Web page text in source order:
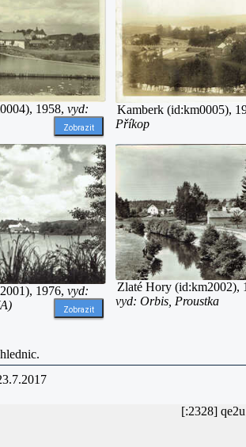
1958, vyd:
Zobrazit
Kamberk (id:km0005),
Příkop
1976, vyd:
Zobrazit
Zlaté Hory (id:km2002),
vyd: Orbis, Proustka
[:2328]